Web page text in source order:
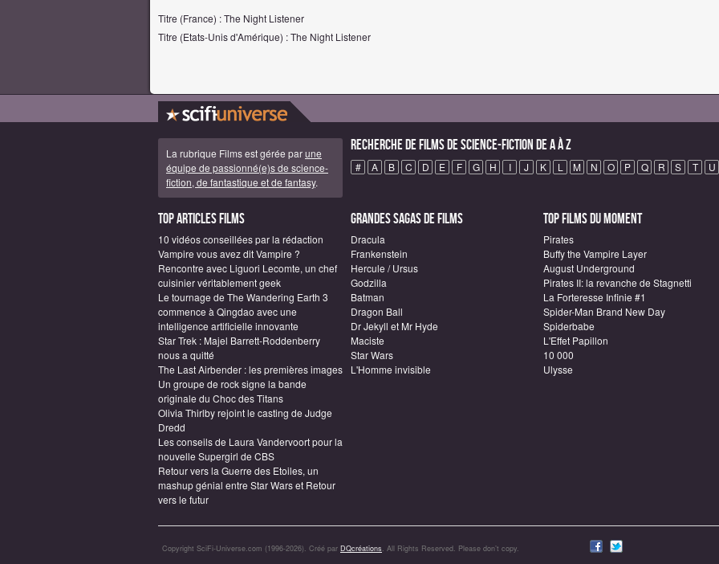
Titre (France) : The Night Listener
Titre (Etats-Unis d'Amérique) : The Night Listener
La rubrique Films est gérée parune
équipe de passionné(e)s de science-
fiction, de fantastique et de fantasy.
Recherche de Films de science-fiction de A à Z
# A B C D E F G H I J K L M N O P Q R S T U
Top articles Films
10 vidéos conseillées par la rédaction
Vampire vous avez dit Vampire ?
Rencontre avec Liguori Lecomte, un chef
cuisinier véritablement geek
Le tournage de The Wandering Earth 3
commence à Qingdao avec une
intelligence artificielle innovante
Star Trek : Majel Barrett-Roddenberry
nous a quitté
The Last Airbender : les premières images
Un groupe de rock signe la bande
originale du Choc des Titans
Olivia Thirlby rejoint le casting de Judge
Dredd
Les conseils de Laura Vandervoort pour la
nouvelle Supergirl de CBS
Retour vers la Guerre des Etoiles, un
mashup génial entre Star Wars et Retour
vers le futur
Grandes sagas de Films
Dracula
Frankenstein
Hercule / Ursus
Godzilla
Batman
Dragon Ball
Dr Jekyll et Mr Hyde
Maciste
Star Wars
L'Homme invisible
Top Films du moment
Pirates
Buffy the Vampire Layer
August Underground
Pirates II: la revanche de Stagnetti
La Forteresse Infinie #1
Spider-Man Brand New Day
Spiderbabe
L'Effet Papillon
10 000
Ulysse
Copyright SciFi-Universe.com (1996-2026). Créé par DQcréations. All Rights Reserved. Please don’t copy.